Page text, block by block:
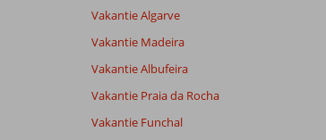
Vakantie Algarve
Vakantie Madeira
Vakantie Albufeira
Vakantie Praia da Rocha
Vakantie Funchal